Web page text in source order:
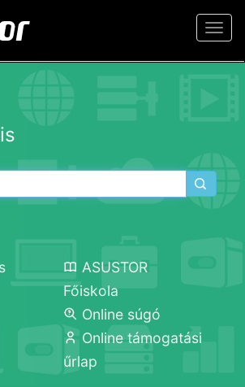
ASUSTOR
Főiskola
Online súgó
Online támogatási
űrlap